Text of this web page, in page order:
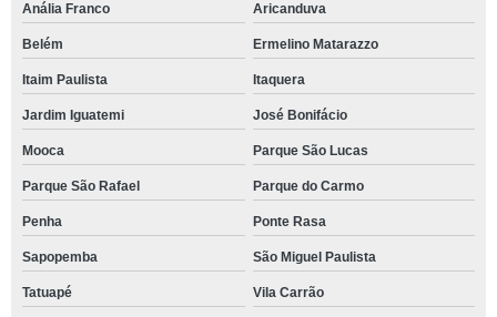
Anália Franco
Aricanduva
Belém Ermelino Matarazzo
Itaim Paulista Itaquera
Jardim Iguatemi José Bonifácio
Mooca Parque São Lucas
Parque São Rafael Parque do Carmo
Penha Ponte Rasa
Sapopemba São Miguel Paulista
Tatuapé Vila Carrão